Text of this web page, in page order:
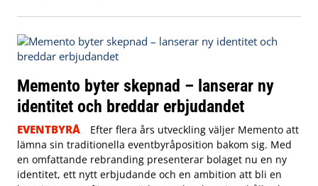
Memento byter skepnad – lanserar ny
identitet och breddar erbjudandet
EVENTBYRÅ
Efter flera års utveckling väljer Memento att
lämna sin traditionella eventbyråposition bakom sig. Med
en omfattande rebranding presenterar bolaget nu en ny
identitet, ett nytt erbjudande och en ambition att bli en